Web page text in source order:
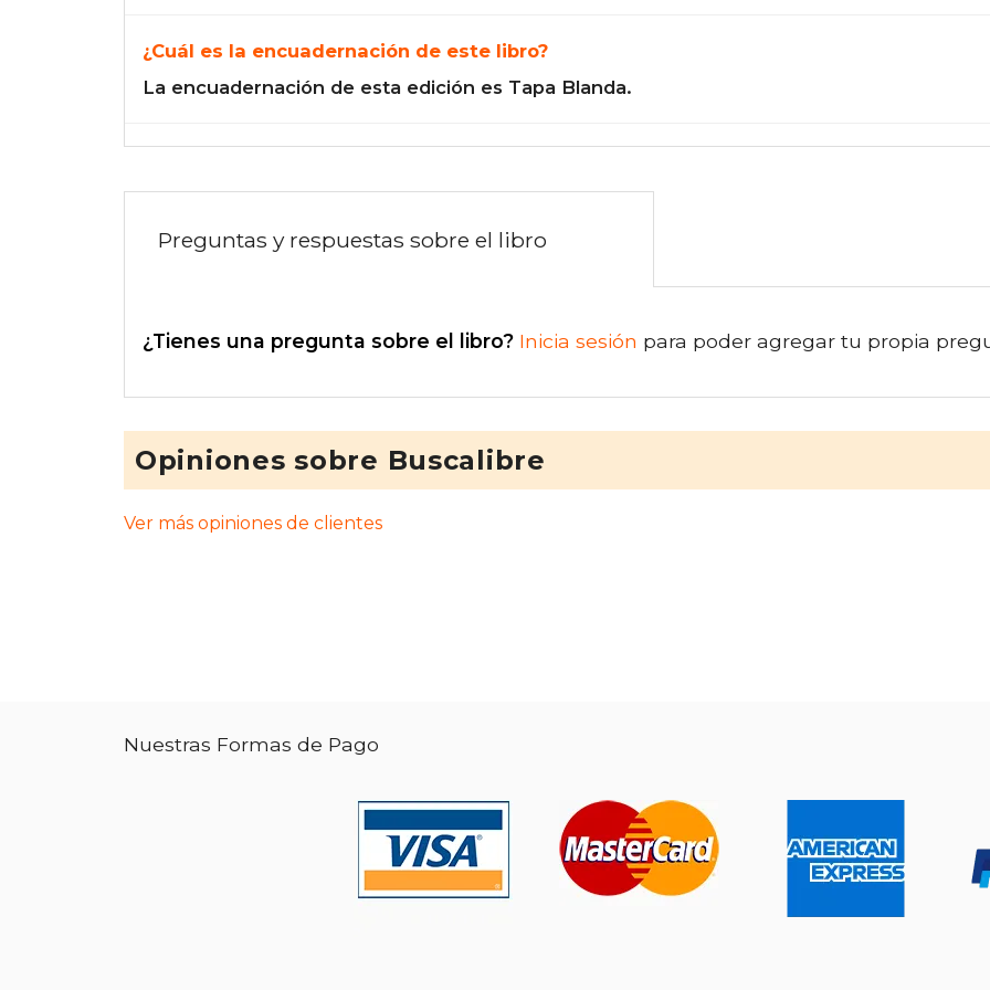
¿Cuál es la encuadernación de este libro?
La encuadernación de esta edición es Tapa Blanda.
Preguntas y respuestas sobre el libro
¿Tienes una pregunta sobre el libro? Inicia sesión para poder agregar tu propia
Opiniones sobre Buscalibre
Ver más opiniones de clientes
Nuestras Formas de Pago